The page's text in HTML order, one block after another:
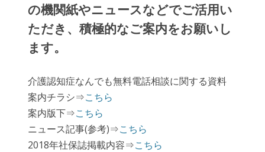
の機関紙やニュースなどでご活用い
ただき、積極的なご案内をお願いし
ます。
介護認知症なんでも無料電話相談に関する資料
案内チラシ⇒こちら
案内版下⇒こちら
ニュース記事(参考)⇒こちら
2018年社保誌掲載内容⇒こちら